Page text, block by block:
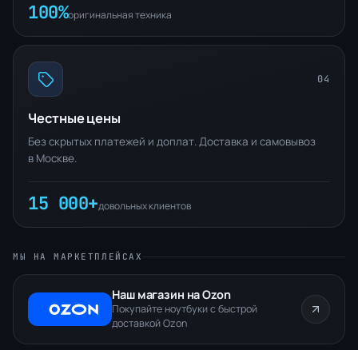
100%оригинальная техника
04
Честные цены
Без скрытых платежей и доплат. Доставка и самовывоз
в Москве.
15 000+довольных клиентов
МЫ НА МАРКЕТПЛЕЙСАХ
Наш магазин на Ozon
Покупайте ноутбуки с быстрой
доставкой Ozon